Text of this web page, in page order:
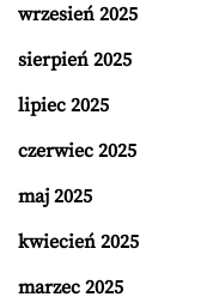
wrzesień 2025
sierpień 2025
lipiec 2025
czerwiec 2025
maj 2025
kwiecień 2025
marzec 2025